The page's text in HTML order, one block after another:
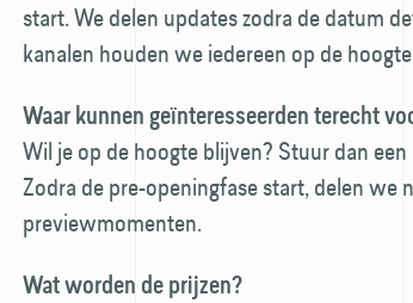
start. We delen updates zodra de datum
kanalen houden we iedereen op de
Waar kunnen geïnteresseerden terecht
Wil je op de hoogte blijven? Stuur dan
Zodra de pre-openingfase start, delen
previewmomenten.
Wat worden de prijzen?